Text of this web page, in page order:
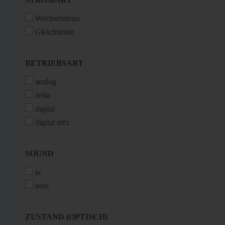
Wechselstrom
Gleichstrom
BETRIEBSART
BETRIEBSART
analog
delta
digital
digital mfx
SOUND
SOUND
ja
nein
ZUSTAND
ZUSTAND (OPTISCH)